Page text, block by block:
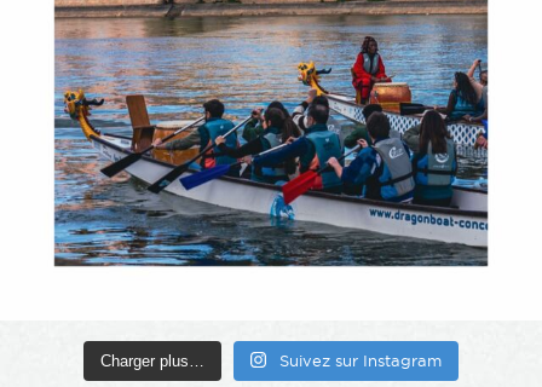
Charger plus… Suivez sur Instagram